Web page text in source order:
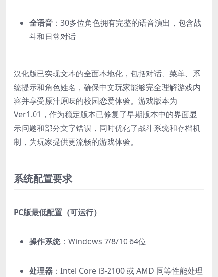
全语音 ：30多位角色拥有完整的语音演出，包含战
斗和日常对话
汉化版已实现文本的全面本地化，包括对话、菜单、系
统提示和角色姓名，确保中文玩家能够完全理解游戏内
容并享受原汁原味的校园恋爱体验。游戏版本为
Ver1.01，作为稳定版本已修复了早期版本中的界面显
示问题和部分文字错误，同时优化了战斗系统和存档机
制，为玩家提供更流畅的游戏体验。
系统配置要求
PC版最低配置（可运行）
操作系统：Windows 7/8/10 64位
处理器 ：Intel Core i3-2100 或 AMD 同等性能处理